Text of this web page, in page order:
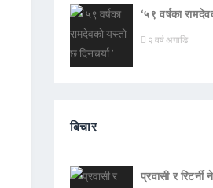
‘५९ वर्षका
२ वर्ष अगाडि
बिचार
प्रवासी र